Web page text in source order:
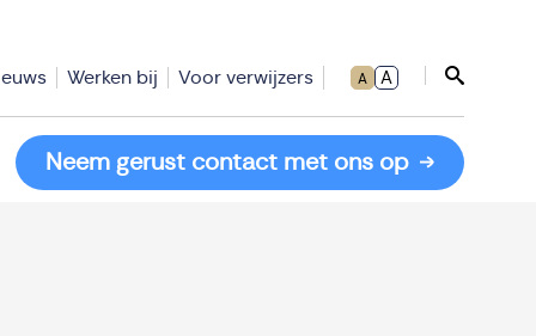
Werken bij Voor verwijzers A A
Neem gerust contact met ons op